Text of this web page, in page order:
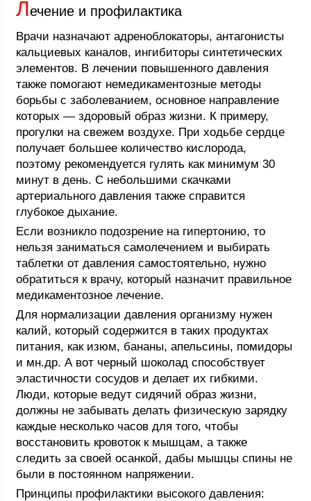
Лечение и профилактика
Врачи назначают адреноблокаторы, антагонисты
кальциевых каналов, ингибиторы синтетических
элементов. В лечении повышенного давления
также помогают немедикаментозные методы
борьбы с заболеванием, основное направление
которых — здоровый образ жизни. К примеру,
прогулки на свежем воздухе. При ходьбе сердце
получает большее количество кислорода,
поэтому рекомендуется гулять как минимум 30
минут в день. С небольшими скачками
артериального давления также справится
глубокое дыхание.
Если возникло подозрение на гипертонию, то
нельзя заниматься самолечением и выбирать
таблетки от давления самостоятельно, нужно
обратиться к врачу, который назначит правильное
медикаментозное лечение.
Для нормализации давления организму нужен
калий, который содержится в таких продуктах
питания, как изюм, бананы, апельсины, помидоры
и мн.др. А вот черный шоколад способствует
эластичности сосудов и делает их гибкими.
Люди, которые ведут сидячий образ жизни,
должны не забывать делать физическую зарядку
каждые несколько часов для того, чтобы
восстановить кровоток к мышцам, а также
следить за своей осанкой, дабы мышцы спины не
были в постоянном напряжении.
Принципы профилактики высокого давления: